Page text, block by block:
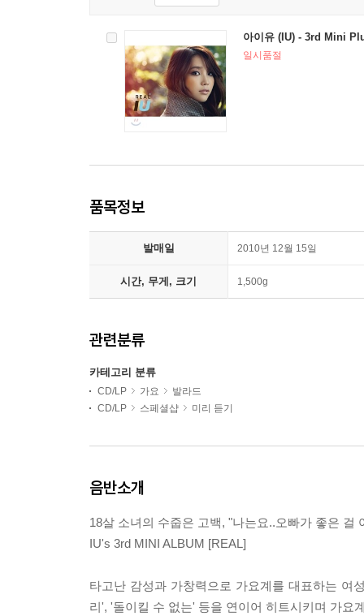
아이유 (IU) - 3rd Mini
일시품절
품목정보
발매일 2010년 12월 15일
시간, 무게, 크기 1,500g
관련분류
카테고리 분류
CD/LP 가요
발라드
CD/LP
스페셜샵 미리 듣기
음반소개
18살 소녀의 수줍은 고백, "나는요..오빠가 좋은 걸
IU's 3rd MINI ALBUM [REAL]
타고난 감성과 가창력으로 가요계를 대표하는 여
리', '돌이킬 수 없는' 등을 연이어 히트시키며 가요